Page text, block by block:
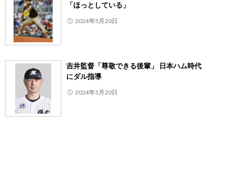
「ほっとしている」
2024年5月20日
吉井監督「尊敬できる後輩」 日本ハム時代
にダル指導
2024年5月20日